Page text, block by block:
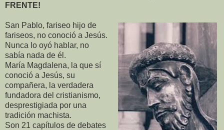
FRENTE!
San Pablo, fariseo hijo de
fariseos, no conoció a Jesús.
Nunca lo oyó hablar, no
sabía nada de él.
María Magdalena, la que sí
conoció a Jesús, su
compañera, la verdadera
fundadora del cristianismo,
desprestigiada por una
tradición machista.
Son 21 capítulos de debates